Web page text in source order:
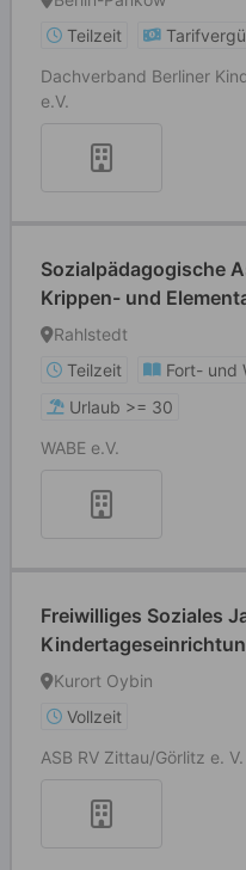
Teilzeit
Dachverband Berliner
e.V.
Sozialpädagogische
Krippen- und
Rahlstedter Weg
Rahlstedt
Teilzeit
Fort- und
Urlaub >= 30
WABE e.V.
Freiwilliges Soziales
Kurort Oybin
Vollzeit
ASB RV Zittau/Görlitz e. V.